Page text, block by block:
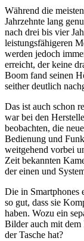
Während die
Jahrzehnte lang
nach drei bis vier
leistungsfähigeren
werden jedoch
erreicht, der keine
Boom fand seinen
seither deutlich
Das ist auch schon
war bei den
beobachten, die
Bedienung und
weitgehend vorbei
Zeit bekannten
der einen und
Die in Smartphones
so gut, dass sie
haben. Wozu ein
Bilder auch mit dem
der Tasche hat?